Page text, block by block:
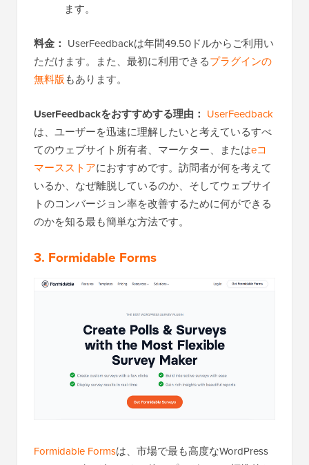
ます。
料金： UserFeedbackは年間49.50ドルからご利用い
ただけます。また、最初に利用できるプラグインの
無料版もあります。
UserFeedbackをおすすめする理由： UserFeedback
は、ユーザーを迅速に理解したいと考えているすべ
てのウェブサイト所有者、マーケター、またはeコ
マースストアにおすすめです。訪問者が何を考えて
いるか、なぜ離脱しているのか、そしてウェブサイ
トのコンバージョン率を改善するために何ができる
のかを知る最も簡単な方法です。
3. Formidable Forms
Formidable Formsは、市場で最も高度なWordPress